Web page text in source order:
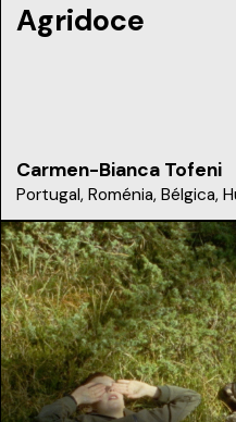
Agridoce
Carmen-Bianca Tofeni
Portugal, Roménia, Bélgica,